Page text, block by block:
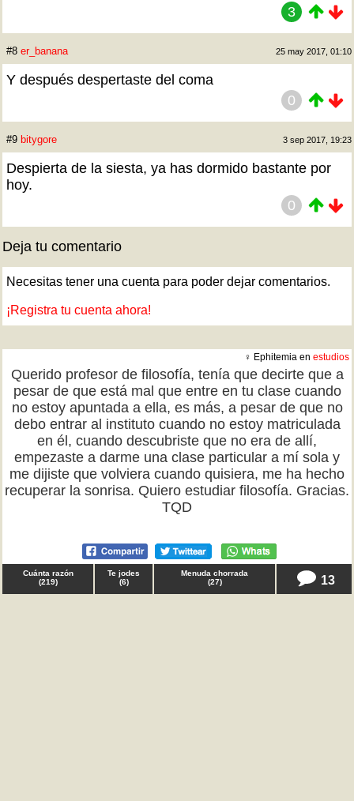
3
#8 er_banana 25 may 2017, 01:10
Y después despertaste del coma
0
#9 bitygore 3 sep 2017, 19:23
Despierta de la siesta, ya has dormido bastante por
hoy.
0
Deja tu comentario
Necesitas tener una cuenta para poder dejar comentarios.
¡Registra tu cuenta ahora!
♀ Ephitemia en estudios
Querido profesor de filosofía, tenía que decirte que a
pesar de que está mal que entre en tu clase cuando
no estoy apuntada a ella, es más, a pesar de que no
debo entrar al instituto cuando no estoy matriculada
en él, cuando descubriste que no era de allí,
empezaste a darme una clase particular a mí sola y
me dijiste que volviera cuando quisiera, me ha hecho
recuperar la sonrisa. Quiero estudiar filosofía. Gracias.
TQD
Cuánta razón
(219)
Te jodes
(6)
Menuda chorrada
(27) 13